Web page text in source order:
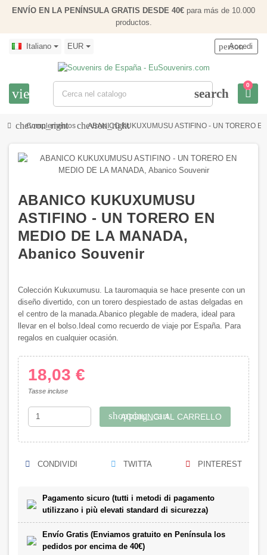
ENVÍO EN LA PENÍNSULA GRATIS DESDE 40€ para más de 10.000
productos.
Italiano EUR
view_headline search
person
Accedi
0
chevron_right
Complementoschevron_right
ABANICO KUKUXUMUSU ASTIFINO - UN TORERO
ABANICO KUKUXUMUSU
ASTIFINO - UN TORERO EN
MEDIO DE LA MANADA,
Abanico Souvenir
Colección Kukuxumusu. La tauromaquia se hace presente con un
diseño divertido, con un torero despiestado de astas delgadas en
el centro de la manada.Abanico plegable de madera, ideal para
llevar en el bolso.Ideal como recuerdo de viaje por España. Para
regalos en cualquier ocasión.
18,03 €
Tasse incluse
shopping_cart
AGGIUNGI AL CARRELLO
CONDIVIDI TWITTA PINTEREST
Pagamento sicuro (tutti i metodi di pagamento
utilizzano i più elevati standard di sicurezza)
Envío Gratis (Enviamos gratuito en Península los
pedidos por encima de 40€)